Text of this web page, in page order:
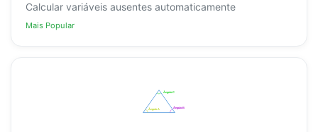
Calcular variáveis ausentes automaticamente
Mais Popular